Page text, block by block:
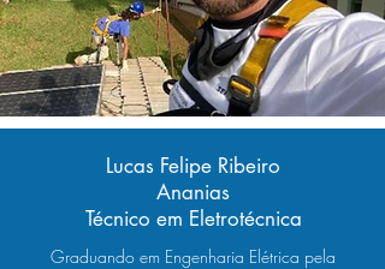
Lucas Felipe Ribeiro
Ananias
Técnico em Eletrotécnica
Graduando em Engenharia Elétrica pela